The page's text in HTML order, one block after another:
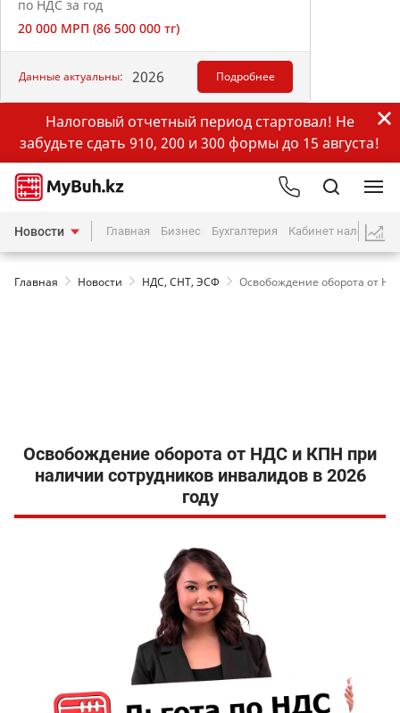
по НДС за год
20 000 МРП (86 500 000 тг)
Данные актуальны: 2026 Подробнее
Налоговый отчетный период стартовал! Не
забудьте сдать 910, 200 и 300 формы до 15 августа!
Новости Главная Бизнес Бухгалтерия Кабинет
Главная Новости НДС, СНТ, ЭСФ Освобождение оборота от
Освобождение оборота от НДС и КПН при
наличии сотрудников инвалидов в 2026
году